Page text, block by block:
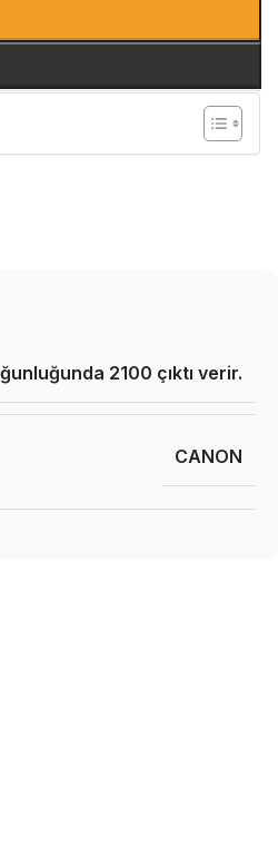
2100 çıktı verir.
CANON